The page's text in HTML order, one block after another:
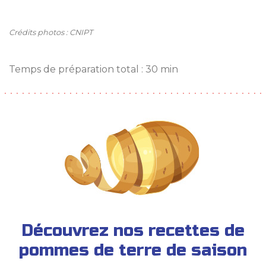
Crédits photos : CNIPT
Temps de préparation total : 30 min
Découvrez nos recettes de
pommes de terre de saison